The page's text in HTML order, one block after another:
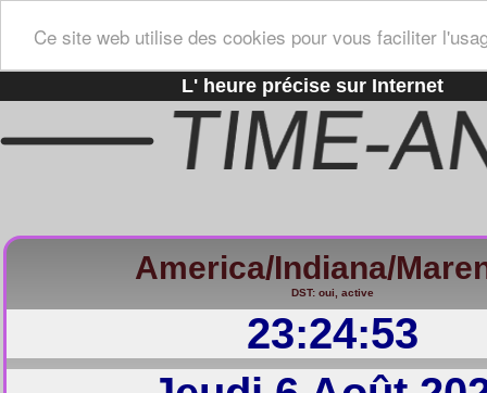
Ce site web utilise des cookies pour vous faciliter
L' heure précise sur Internet
America/Indiana/
DST: oui, active
23:24:54